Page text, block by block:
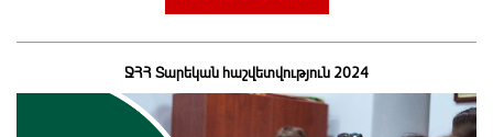
ՋՀՀ Տարեկան հաշվետվություն 2024